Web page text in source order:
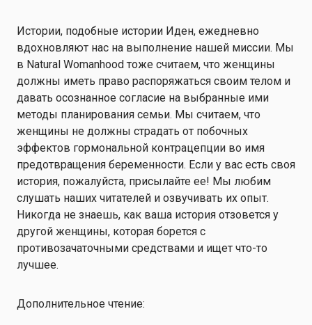
Истории, подобные истории Иден, ежедневно
вдохновляют нас на выполнение нашей миссии. Мы
в Natural Womanhood тоже считаем, что женщины
должны иметь право распоряжаться своим телом и
давать осознанное согласие на выбранные ими
методы планирования семьи. Мы считаем, что
женщины не должны страдать от побочных
эффектов гормональной контрацепции во имя
предотвращения беременности. Если у вас есть своя
история, пожалуйста, присылайте ее! Мы любим
слушать наших читателей и озвучивать их опыт.
Никогда не знаешь, как ваша история отзовется у
другой женщины, которая борется с
противозачаточными средствами и ищет что-то
лучшее.
Дополнительное чтение: